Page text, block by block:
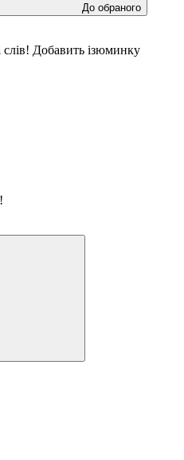
До обраного
слів! Добавить ізюминку